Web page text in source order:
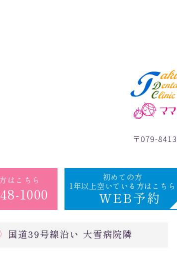
〒079-
はこちら
1000
初めての方
1年以上空いている方はこちら
WEB予約
国道39号線沿い 大雪病院隣